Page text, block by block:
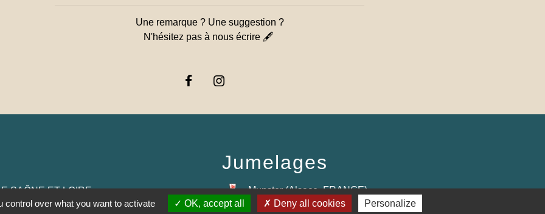
Une remarque ? Une suggestion ?
N'hésitez pas à nous écrire 🖋
SAÔNE ET LOIRE
Jumelages
Munster (Alsace, FRANCE)
over what you want to activate
OK, accept all Deny all cookies Personalize